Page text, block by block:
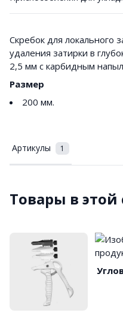
Скребок для локального
удаления затирки в
2,5 мм с карбидным
Размер
200 мм.
Артикулы 1
Товары в этой